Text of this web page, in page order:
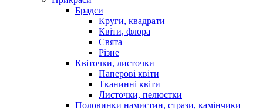
Брадси
Круги, квадрати
Квіти, флора
Свята
Різне
Квіточки, листочки
Паперові квіти
Тканинні квіти
Листочки, пелюстки
Половинки намистин, стрази, камінчики